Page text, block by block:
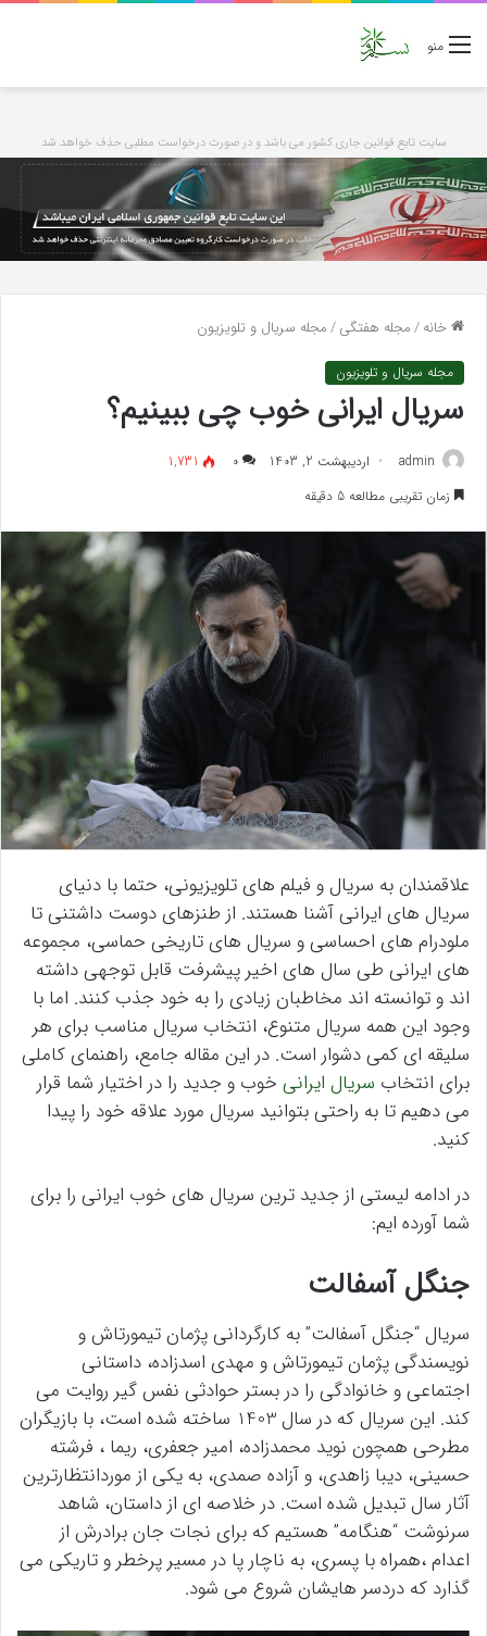
منو
سایت تابع قوانین جاری کشور می باشد و در صورت درخواست مطلبی حذف خواهد شد
خانه/مجله هفتگی/مجله سریال و تلویزیون
مجله سریال و تلویزیون
سریال ایرانی خوب چی ببینیم؟
admin اردیبهشت 2, 1403 ۰
1,731
زمان تقریبی مطالعه 5 دقیقه
علاقمندان به سریال و فیلم های تلویزیونی، حتما با دنیای
سریال های ایرانی آشنا هستند. از طنزهای دوست داشتنی تا
ملودرام های احساسی و سریال های تاریخی حماسی، مجموعه
های ایرانی طی سال های اخیر پیشرفت قابل توجهی داشته
اند و توانسته اند مخاطبان زیادی را به خود جذب کنند. اما با
وجود این همه سریال متنوع، انتخاب سریال مناسب برای هر
سلیقه ای کمی دشوار است. در این مقاله جامع، راهنمای کاملی
برای انتخاب سریال ایرانی خوب و جدید را در اختیار شما قرار
می دهیم تا به راحتی بتوانید سریال مورد علاقه خود را پیدا
کنید.
در ادامه لیستی از جدید ترین سریال های خوب ایرانی را برای
شما آورده ایم:
جنگل آسفالت
سریال “جنگل آسفالت” به کارگردانی پژمان تیمورتاش و
نویسندگی پژمان تیمورتاش و مهدی اسدزاده، داستانی
اجتماعی و خانوادگی را در بستر حوادثی نفس گیر روایت می
کند. این سریال که در سال 1403 ساخته شده است، با بازیگران
مطرحی همچون نوید محمدزاده، امیر جعفری، ریما ، فرشته
حسینی، دیبا زاهدی، و آزاده صمدی، به یکی از موردانتظارترین
آثار سال تبدیل شده است. در خلاصه ای از داستان، شاهد
سرنوشت “هنگامه” هستیم که برای نجات جان برادرش از
اعدام ،همراه با پسری، به ناچار پا در مسیر پرخطر و تاریکی می
گذارد که دردسر هایشان شروع می شود.